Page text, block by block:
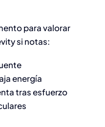
para valorar
si notas:
energía
tras esfuerzo